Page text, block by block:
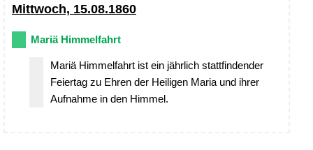
Mittwoch, 15.08.1860
Mariä Himmelfahrt
Mariä Himmelfahrt ist ein jährlich stattfindender
Feiertag zu Ehren der Heiligen Maria und ihrer
Aufnahme in den Himmel.